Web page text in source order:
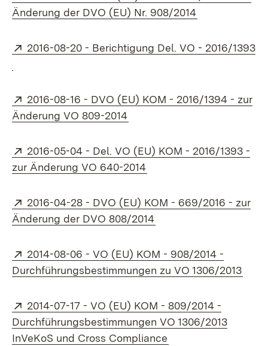
Änderung der DVO (EU) Nr. 908/2014
Extern:
2016-08-20 - Berichtigung Del. VO - 2016/1393
Extern:
2016-08-16 - DVO (EU) KOM - 2016/1394 - zur
Änderung VO 809-2014
Extern:
2016-05-04 - Del. VO (EU) KOM - 2016/1393 -
zur Änderung VO 640-2014
Extern:
2016-04-28 - DVO (EU) KOM - 669/2016 - zur
Änderung der DVO 808/2014
Extern:
2014-08-06 - VO (EU) KOM - 908/2014 -
Durchführungsbestimmungen zu VO 1306/2013
Extern:
2014-07-17 - VO (EU) KOM - 809/2014 -
Durchführungsbestimmungen VO 1306/2013
InVeKoS und Cross Compliance